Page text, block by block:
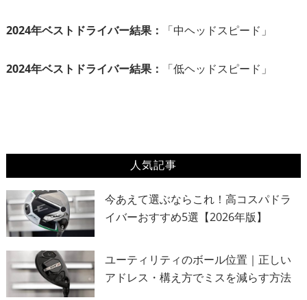
2024年ベストドライバー結果： 「中ヘッドスピード」
2024年ベストドライバー結果： 「低ヘッドスピード」
人気記事
今あえて選ぶならこれ！高コスパドラ
イバーおすすめ5選【2026年版】
ユーティリティのボール位置｜正しい
アドレス・構え方でミスを減らす方法